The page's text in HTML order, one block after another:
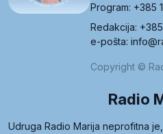
Program: +385
Redakcija:
e-pošta:
Copyright ©
Radio
Udruga Radio Marija neprofitna